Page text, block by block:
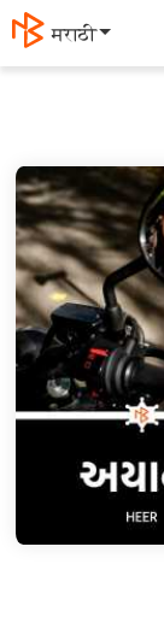
मराठी